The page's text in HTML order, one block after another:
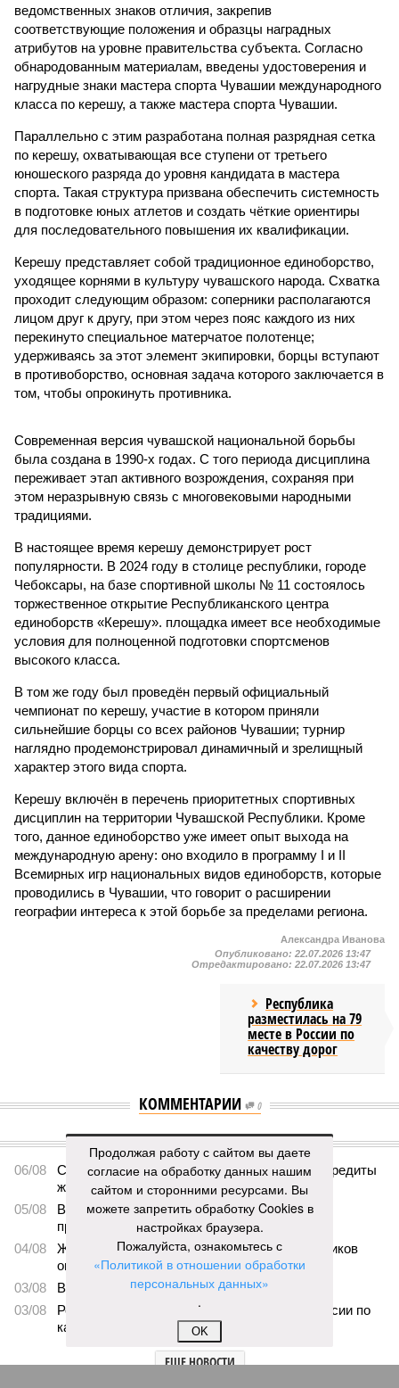
ведомственных знаков отличия, закрепив
соответствующие положения и образцы наградных
атрибутов на уровне правительства субъекта. Согласно
обнародованным материалам, введены удостоверения и
нагрудные знаки мастера спорта Чувашии международного
класса по керешу, а также мастера спорта Чувашии.
Параллельно с этим разработана полная разрядная сетка
по керешу, охватывающая все ступени от третьего
юношеского разряда до уровня кандидата в мастера
спорта. Такая структура призвана обеспечить системность
в подготовке юных атлетов и создать чёткие ориентиры
для последовательного повышения их квалификации.
Керешу представляет собой традиционное единоборство,
уходящее корнями в культуру чувашского народа. Схватка
проходит следующим образом: соперники располагаются
лицом друг к другу, при этом через пояс каждого из них
перекинуто специальное матерчатое полотенце;
удерживаясь за этот элемент экипировки, борцы вступают
в противоборство, основная задача которого заключается в
том, чтобы опрокинуть противника.
Современная версия чувашской национальной борьбы
была создана в 1990-х годах. С того периода дисциплина
переживает этап активного возрождения, сохраняя при
этом неразрывную связь с многовековыми народными
традициями.
В настоящее время керешу демонстрирует рост
популярности. В 2024 году в столице республики, городе
Чебоксары, на базе спортивной школы № 11 состоялось
торжественное открытие Республиканского центра
единоборств «Керешу». площадка имеет все необходимые
условия для полноценной подготовки спортсменов
высокого класса.
В том же году был проведён первый официальный
чемпионат по керешу, участие в котором приняли
сильнейшие борцы со всех районов Чувашии; турнир
наглядно продемонстрировал динамичный и зрелищный
характер этого вида спорта.
Керешу включён в перечень приоритетных спортивных
дисциплин на территории Чувашской Республики. Кроме
того, данное единоборство уже имеет опыт выхода на
международную арену: оно входило в программу I и II
Всемирных игр национальных видов единоборств, которые
проводились в Чувашии, что говорит о расширении
географии интереса к этой борьбе за пределами региона.
Александра Иванова
Опубликовано: 22.07.2026 13:47
Отредактировано: 22.07.2026 13:47
Республика
разместилась на 79
месте в России по
качеству дорог
КОММЕНТАРИИ 0
ПОСЛЕДНИЕ НОВОСТИ
06/08
Суд аннулировал ошибочно оформленные кредиты
жителя Чебоксар
05/08
В Чебоксарах снесут 46 строений рядом с
проблемной «Кувшинкой»
04/08
Житель Екатеринбурга по указанию мошенников
ограбил квартиру в Чебоксарах
03/08
В регионе сформируют запас топлива
03/08
Республика разместилась на 79 месте в России по
качеству дорог
ЕЩЕ НОВОСТИ
Продолжая работу с сайтом вы даете
согласие на обработку данных нашим
сайтом и сторонними ресурсами. Вы
можете запретить обработку Cookies в
настройках браузера.
Пожалуйста, ознакомьтесь с
«Политикой в отношении обработки
персональных данных»
.
OK